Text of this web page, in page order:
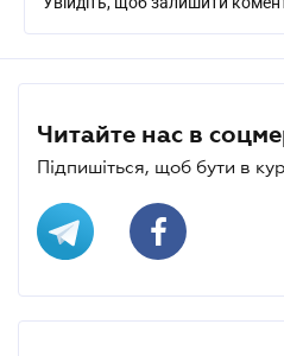
Читайте нас в
Підпишіться, щоб бути в